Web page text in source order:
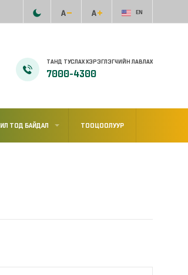
EN
ТАНД ТУСЛАХ ХЭРЭГЛЭГЧИЙН ЛАВЛАХ
7000-4300
ИЛ ТОД БАЙДАЛ ТООЦООЛУУР